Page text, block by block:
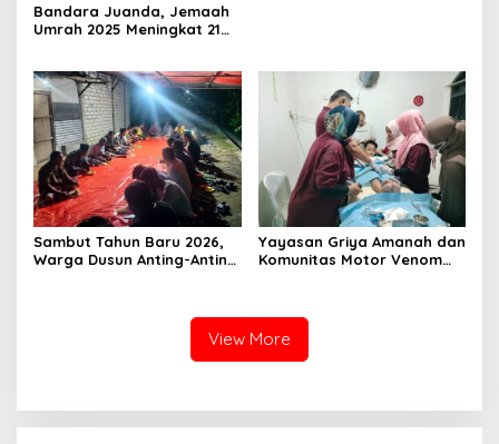
Bandara Juanda, Jemaah
Umrah 2025 Meningkat 21
Sambut Tahun Baru 2026,
Warga Dusun Anting-Anting
Yayasan Griya Amanah dan
Komunitas Motor Venom
View More